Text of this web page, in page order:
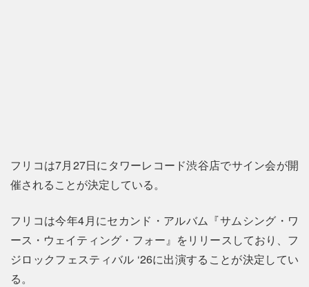
フリコは7月27日にタワーレコード渋谷店でサイン会が開
催されることが決定している。
フリコは今年4月にセカンド・アルバム『サムシング・ワ
ース・ウェイティング・フォー』をリリースしており、フ
ジロックフェスティバル ‘26に出演することが決定してい
る。